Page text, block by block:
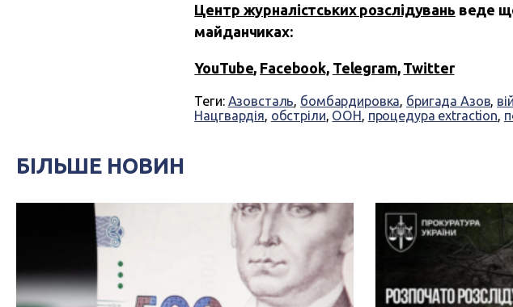
Центр журналістських розслідувань веде
майданчиках:
YouTube, Facebook, Telegram, Twitter
Теги: Азовсталь, бомбардировка, бригада Азов,
Нацгвардія, обстріли, ООН, процедура extraction,
БІЛЬШЕ НОВИН